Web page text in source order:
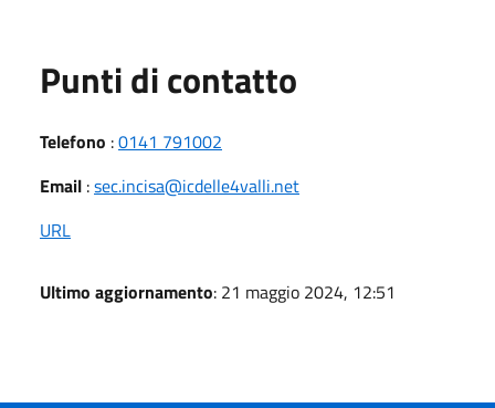
Punti di contatto
Telefono :0141 791002
Email :sec.incisa@icdelle4valli.net
URL
Ultimo aggiornamento: 21 maggio 2024, 12:51